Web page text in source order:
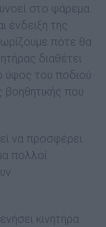
στο ψάρεµα.
ένδειξη της
πότε θα
διαθέτει
ύψος του ποδιού
που
να προσφέρει
πολλοί
κινητήρα